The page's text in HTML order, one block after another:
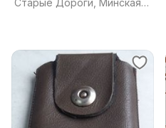
Старые Дороги, Минская